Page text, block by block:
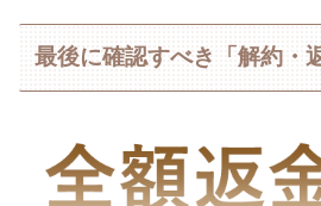
最後に確認すべき「解約・